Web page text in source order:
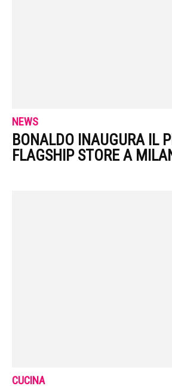
NEWS
BONALDO INAUGURA IL
FLAGSHIP STORE A
CUCINA